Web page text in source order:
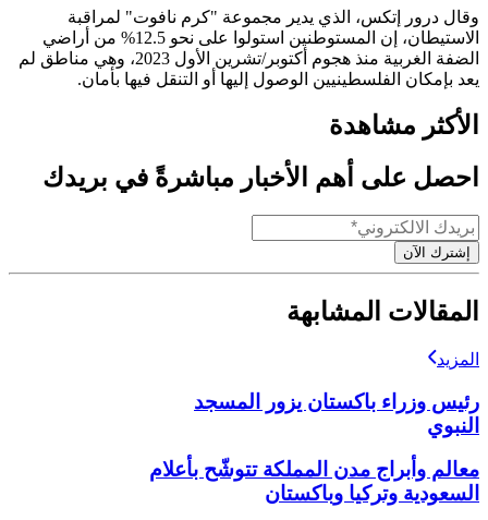
وقال درور إتكس، الذي يدير مجموعة "كرم نافوت" لمراقبة
الاستيطان، إن المستوطنين استولوا على نحو 12.5% من أراضي
الضفة الغربية منذ هجوم أكتوبر/تشرين الأول 2023، وهي مناطق لم
يعد بإمكان الفلسطينيين الوصول إليها أو التنقل فيها بأمان.
الأكثر مشاهدة
احصل على أهم الأخبار مباشرةً في بريدك
إشترك الآن
المقالات المشابهة
المزيد
رئيس وزراء باكستان يزور المسجد
النبوي
معالم وأبراج مدن المملكة تتوشّح بأعلام
السعودية وتركيا وباكستان